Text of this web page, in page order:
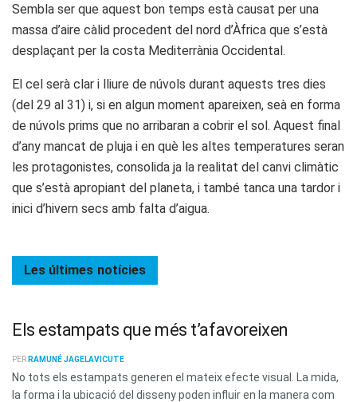
Sembla ser que aquest bon temps està causat per una
massa d’aire càlid procedent del nord d’Àfrica que s’està
desplaçant per la costa Mediterrània Occidental.
El cel serà clar i lliure de núvols durant aquests tres dies
(del 29 al 31) i, si en algun moment apareixen, seà en forma
de núvols prims que no arribaran a cobrir el sol. Aquest final
d’any mancat de pluja i en què les altes temperatures seran
les protagonistes, consolida ja la realitat del canvi climàtic
que s’està apropiant del planeta, i també tanca una tardor i
inici d’hivern secs amb falta d’aigua.
Les últimes notícies
Els estampats que més t’afavoreixen
PER RAMUNÉ JAGELAVICUTE
No tots els estampats generen el mateix efecte visual. La mida,
la forma i la ubicació del disseny poden influir en la manera com